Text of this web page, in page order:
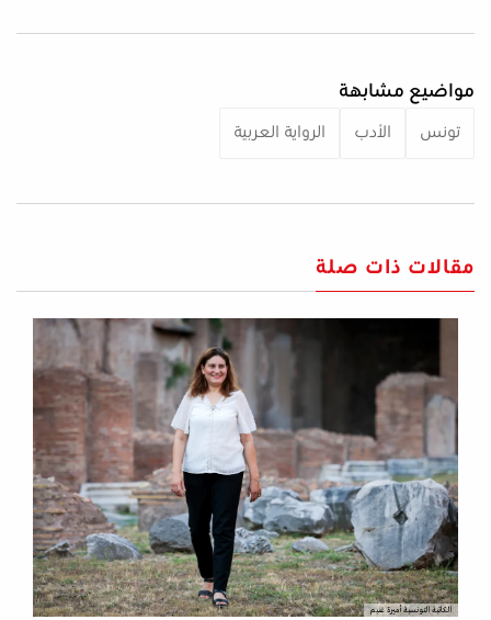
مواضيع مشابهة
تونس الأدب الرواية العربية
مقالات ذات صلة
الكاتبة التونسية أميرة غنيم